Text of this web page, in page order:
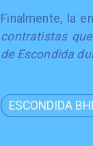
Finalmente, la
contratistas
de Escondida
ESCONDIDA